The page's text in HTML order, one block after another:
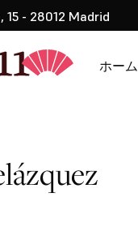
15 - 28012 Madrid
ホーム